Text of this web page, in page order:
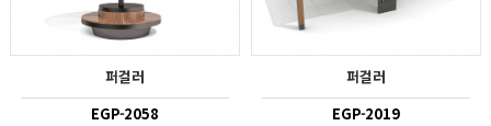
퍼걸러
EGP-2058
퍼걸러
EGP-2019